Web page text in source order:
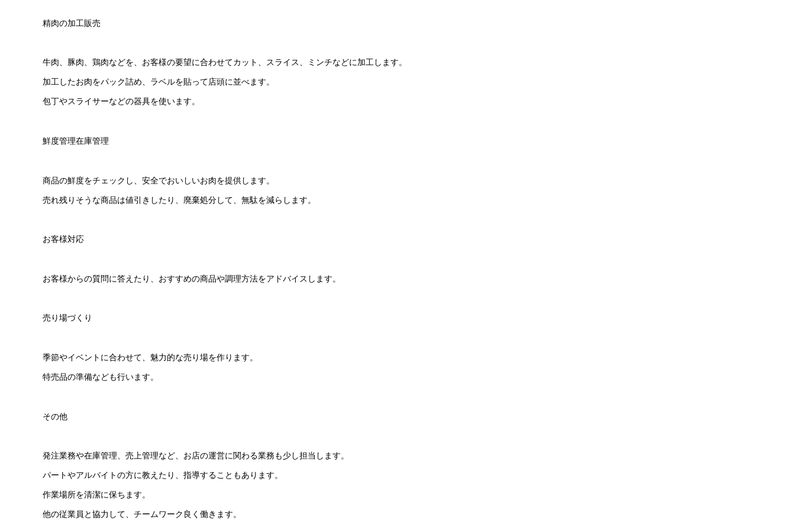
精肉の加工販売
牛肉、豚肉、鶏肉などを、お客様の要望に合わせてカット、スライス、ミンチなどに加工します。
加工したお肉をパック詰め、ラベルを貼って店頭に並べます。
包丁やスライサーなどの器具を使います。
鮮度管理在庫管理
商品の鮮度をチェックし、安全でおいしいお肉を提供します。
売れ残りそうな商品は値引きしたり、廃棄処分して、無駄を減らします。
お客様対応
お客様からの質問に答えたり、おすすめの商品や調理方法をアドバイスします。
売り場づくり
季節やイベントに合わせて、魅力的な売り場を作ります。
特売品の準備なども行います。
その他
発注業務や在庫管理、売上管理など、お店の運営に関わる業務も少し担当します。
パートやアルバイトの方に教えたり、指導することもあります。
作業場所を清潔に保ちます。
他の従業員と協力して、チームワーク良く働きます。